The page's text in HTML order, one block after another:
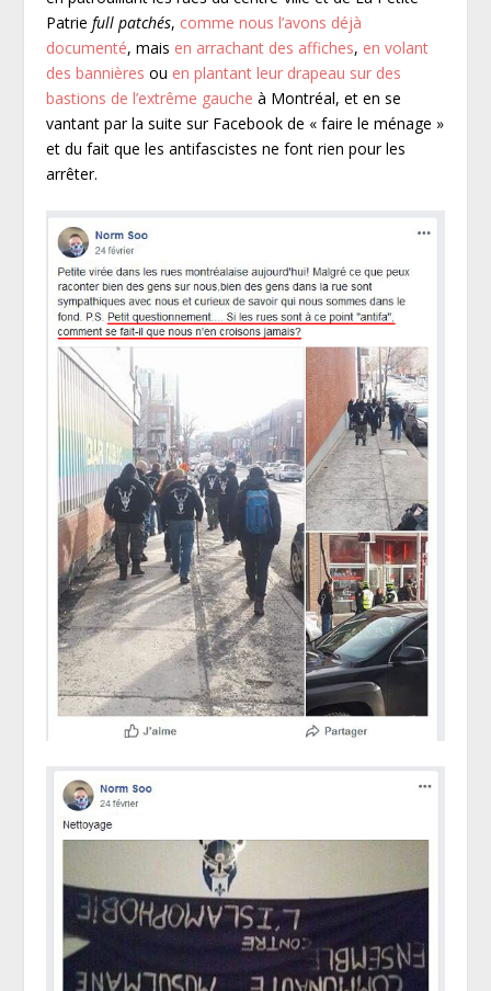
Patriefull patchés, comme nous l’avons déjà
documenté, mais en arrachant des affiches, en volant
des bannières ou en plantant leur drapeau sur des
bastions de l’extrême gauche à Montréal, et en se
vantant par la suite sur Facebook de « faire le ménage »
et du fait que les antifascistes ne font rien pour les
arrêter.